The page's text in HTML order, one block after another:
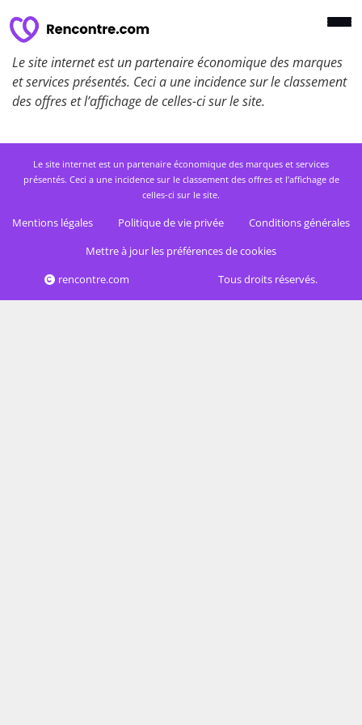
Le site internet est un partenaire économique des marques
et services présentés. Ceci a une incidence sur le classement
des offres et l’affichage de celles-ci sur le site.
Le site internet est un partenaire économique des marques et services
présentés. Ceci a une incidence sur le classement des offres et l’affichage de
celles-ci sur le site.
Mentions légales Politique de vie privée
Conditions générales
Mettre à jour les préférences de cookies
rencontre.com
Tous droits réservés.